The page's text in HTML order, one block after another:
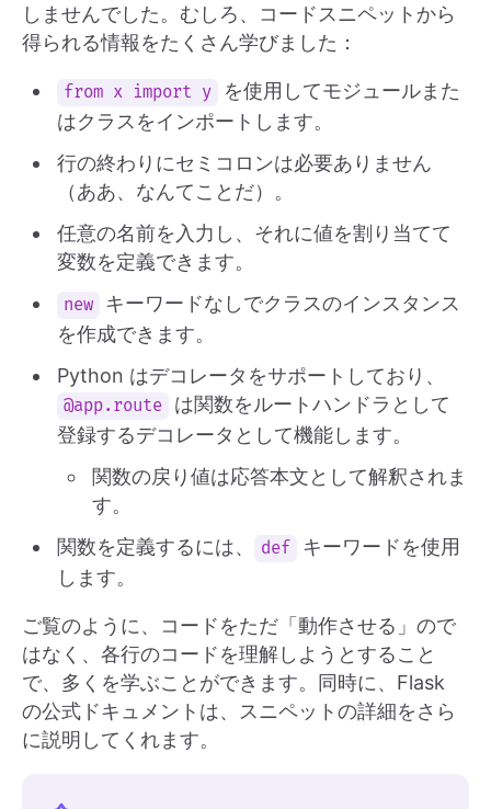
しませんでした。むしろ、コードスニペットから
得られる情報をたくさん学びました：
from x import y
を使用してモジュールまた
はクラスをインポートします。
行の終わりにセミコロンは必要ありません
（ああ、なんてことだ）。
任意の名前を入力し、それに値を割り当てて
変数を定義できます。
new
キーワードなしでクラスのインスタンス
を作成できます。
Python はデコレータをサポートしており、
@app.route
は関数をルートハンドラとして
登録するデコレータとして機能します。
関数の戻り値は応答本文として解釈されま
す。
関数を定義するには、
def
キーワードを使用
します。
ご覧のように、コードをただ「動作させる」ので
はなく、各行のコードを理解しようとすること
で、多くを学ぶことができます。同時に、Flask
の公式ドキュメントは、スニペットの詳細をさら
に説明してくれます。